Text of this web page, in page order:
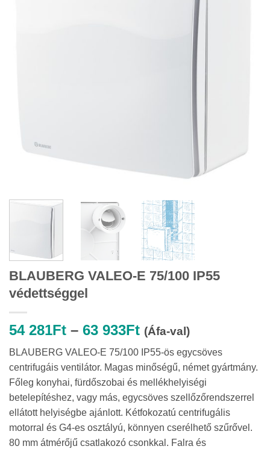
BLAUBERG VALEO-E 75/100 IP55
védettséggel
54 281Ft – 63 933FtÁrtartomány:
281Ft
-
63
933Ft
(Áfa-val)
BLAUBERG VALEO-E 75/100 IP55-ös egycsöves
centrifugáis ventilátor. Magas minőségű, német gyártmány.
Főleg konyhai, fürdőszobai és mellékhelyiségi
betelepítéshez, vagy más, egycsöves szellőzőrendszerrel
ellátott helyiségbe ajánlott. Kétfokozatú centrifugális
motorral és G4-es osztályú, könnyen cserélhető szűrővel.
80 mm átmérőjű csatlakozó csonkkal. Falra és